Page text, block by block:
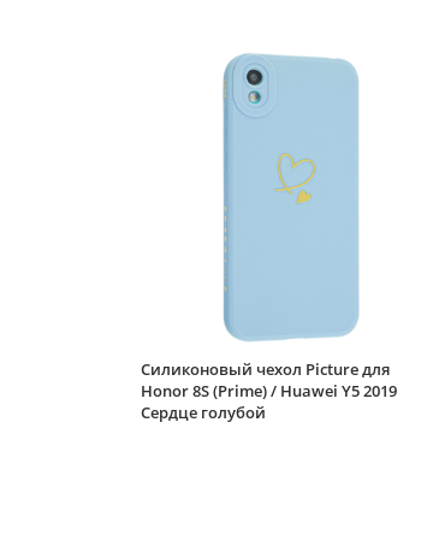
Силиконовый чехол Picture для
Honor 8S (Prime) / Huawei Y5 2019
Сердце голубой